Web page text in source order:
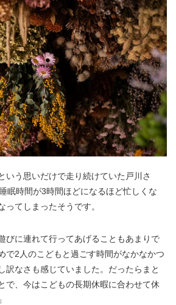
いう思いだけで走り続けていた戸川さ
眠時間が3時間ほどになるほど忙しくな
ってしまったそうです。
びに連れて行ってあげることもあまりで
で2人のこどもと過ごす時間がなかなかつ
訳なさも感じていました。だったらまと
で、今はこどもの長期休暇に合わせて休